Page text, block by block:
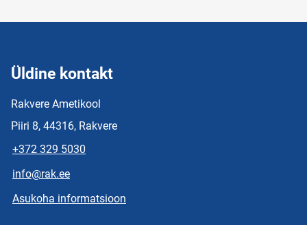
Üldine kontakt
Rakvere Ametikool
Piiri 8, 44316, Rakvere
+372 329 5030
info@rak.ee
Asukoha informatsioon